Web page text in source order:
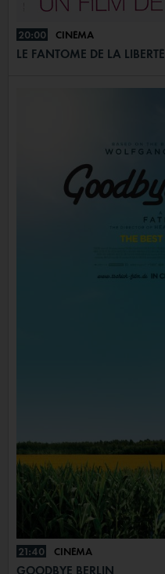
20:00 CINÉMA
LE FANTÔME DE LA LIBERTÉ
21:40 CINÉMA
GOODBYE BERLIN